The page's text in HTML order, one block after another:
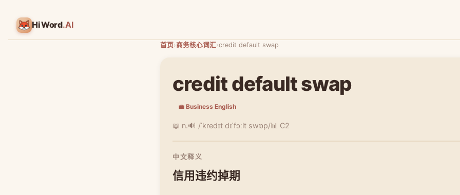
HiWord.AI
首页›商务核心词汇›credit default swap
credit default swap
💼 Business English
📖 n.🔊 /ˈkredɪt dɪˈfɔːlt swɒp/📊 C2
中文释义
信用违约掉期